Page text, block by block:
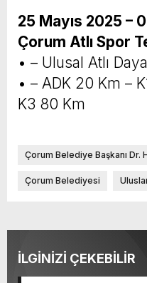
25 Mayıs 2025 –
Çorum Atlı Spor
• – Ulusal Atlı
• – ADK 20 Km –
K3 80 Km
Çorum Belediye Başkanı Dr.
Çorum Belediyesi
İLGİNİZİ ÇEKEBİLİR